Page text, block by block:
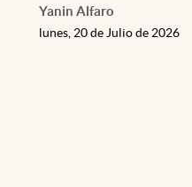
Yanin Alfaro
lunes, 20 de Julio de 2026